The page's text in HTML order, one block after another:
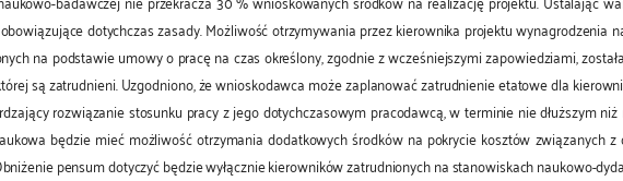
dotychczas zasady. Możliwość otrzymywania przez kierownika projektu wynagrodzenia
na podstawie umowy o pracę na czas określony, zgodnie z wcześniejszymi zapowiedziami,
są zatrudnieni. Uzgodniono, że wnioskodawca może zaplanować zatrudnienie etatowe dla
rozwiązanie stosunku pracy z jego dotychczasowym pracodawcą, w terminie nie dłuższym
będzie mieć możliwość otrzymania dodatkowych środków na pokrycie kosztów związanych
pensum dotyczyć będzie wyłącznie kierowników zatrudnionych na stanowiskach naukowo-